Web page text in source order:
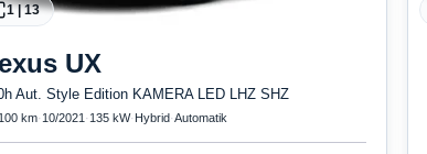
1|13
UX
Aut. Style Edition KAMERA LED LHZ SHZ
km· 10/2021 · 135 kW· Hybrid·Automatik